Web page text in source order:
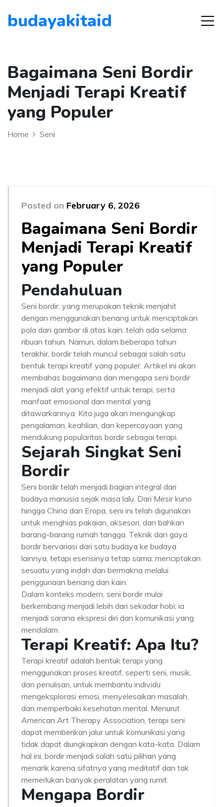
budayakitaid
Bagaimana Seni Bordir
Menjadi Terapi Kreatif
yang Populer
Home Seni
Posted on February 6, 2026
Bagaimana Seni Bordir
Menjadi Terapi Kreatif
yang Populer
Pendahuluan
Seni bordir, yang merupakan teknik menjahit
dengan menggunakan benang untuk menciptakan
pola dan gambar di atas kain, telah ada selama
ribuan tahun. Namun, dalam beberapa tahun
terakhir, bordir telah muncul sebagai salah satu
bentuk terapi kreatif yang populer. Artikel ini akan
membahas bagaimana dan mengapa seni bordir
menjadi alat yang efektif untuk terapi, serta
manfaat emosional dan mental yang
ditawarkannya. Kita juga akan mengungkap
pengalaman, keahlian, dan kepercayaan yang
mendukung popularitas bordir sebagai terapi.
Sejarah Singkat Seni
Bordir
Seni bordir telah menjadi bagian integral dari
budaya manusia sejak masa lalu. Dari Mesir kuno
hingga China dan Eropa, seni ini telah digunakan
untuk menghias pakaian, aksesori, dan bahkan
barang-barang rumah tangga. Teknik dan gaya
bordir bervariasi dari satu budaya ke budaya
lainnya, tetapi esensinya tetap sama: menciptakan
sesuatu yang indah dan bermakna melalui
penggunaan benang dan kain.
Dalam konteks modern, seni bordir mulai
berkembang menjadi lebih dari sekadar hobi; ia
menjadi sarana ekspresi diri dan komunikasi yang
mendalam.
Terapi Kreatif: Apa Itu?
Terapi kreatif adalah bentuk terapi yang
menggunakan proses kreatif, seperti seni, musik,
dan penulisan, untuk membantu individu
mengeksplorasi emosi, menyelesaikan masalah,
dan memperbaiki kesehatan mental. Menurut
American Art Therapy Association, terapi seni
dapat memberikan jalur untuk komunikasi yang
tidak dapat diungkapkan dengan kata-kata. Dalam
hal ini, bordir menjadi salah satu pilihan yang
menarik karena sifatnya yang meditatif dan tak
memerlukan banyak peralatan yang rumit.
Mengapa Bordir